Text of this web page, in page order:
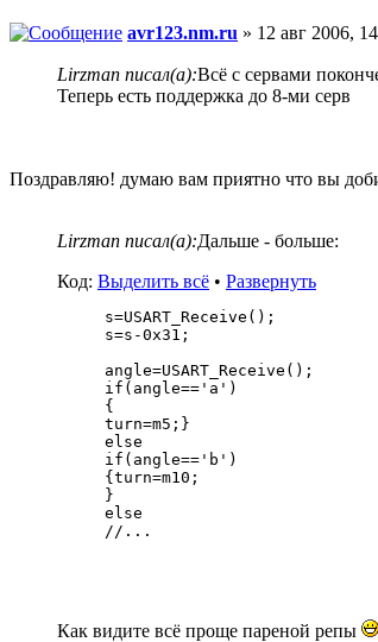
avr123.nm.ru » 12 авг 2006,
Lirzman писал(а):Всё с сервами
Теперь есть поддержка до 8-ми серв
Поздравляю! думаю вам приятно что вы
Lirzman писал(а):Дальше - больше:
Код: Выделить всё • Развернуть
s=USART_Receive();
s=s-0x31;
angle=USART_Receive();
if(angle=='a')
{
turn=m5;}
else
if(angle=='b')
{turn=m10;
}
else
//...
Как видите всё проще пареной репы